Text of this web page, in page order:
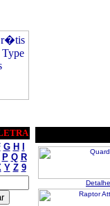
G H
P Q R
Y Z 9